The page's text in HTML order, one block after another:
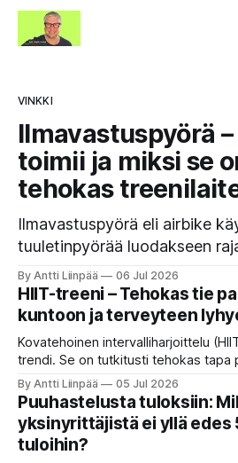
VINKKI
Ilmavastuspyörä
toimii ja miksi se
tehokas
Ilmavastuspyörä eli airbike
tuuletinpyörää luodakseen
Mitä kovempaa poljet, sitä
By Antti Liinpää 06 Jul 2026
HIIT-treeni – Tehokas tie
kuntoon ja terveyteen
Kovatehoinen intervalliharjoittelu
trendi. Se on tutkitusti tehokas tapa
polttaa rasvaa ja vahvistaa sydäntä
nostaa VO₂maxia, parantaa
verenpainetta ja tukee jopa
tähtäimellä.
By Antti Liinpää 05 Jul 2026
Puuhastelusta tuloksiin:
yksinyrittäjistä ei yllä edes
tuloihin?